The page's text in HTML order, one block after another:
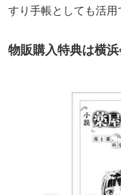
すり手帳としても活用
物販購入特典は横